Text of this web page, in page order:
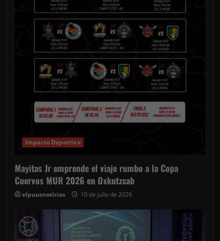
Impacto Deportivo
Mayitas Jr emprende el viaje rumbo a la Copa
Cuervos MUR 2026 en Oxkutzcab
elpuucnoticias 10 de julio de 2026